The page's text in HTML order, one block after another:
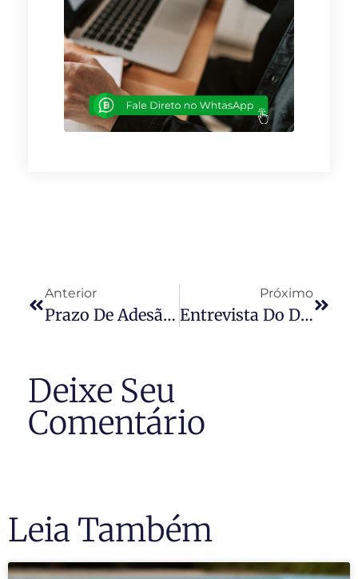
Anterior
Prazo De Adesão Ao Simples Nacional Termina No Dia 30
Próximo
Entrevista Do Dr. Rodrigo Karpat À Rádio Jovem Pan De São Paulo
Deixe Seu
Comentário
Leia Também